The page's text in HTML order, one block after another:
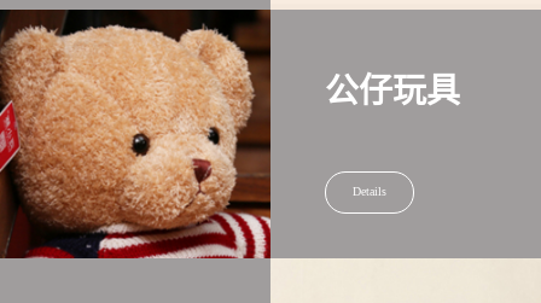
公仔玩具
Details